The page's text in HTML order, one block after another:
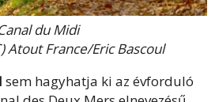
du Midi
Atout France/Eric Bascoul
sem hagyhatja ki az évforduló